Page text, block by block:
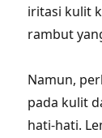
iritasi kulit
rambut
Namun,
pada kulit
hati-hati.